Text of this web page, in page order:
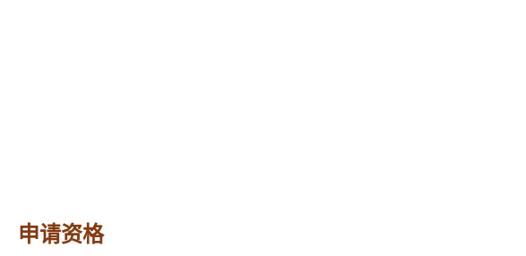
申请资格